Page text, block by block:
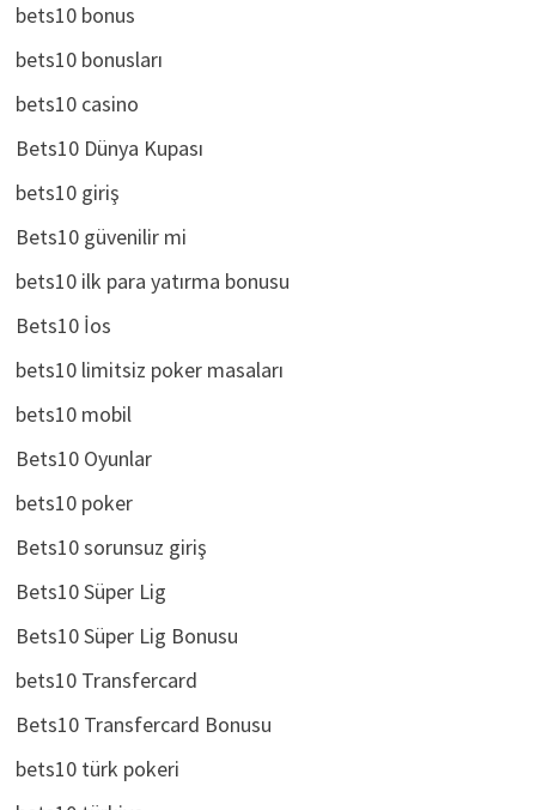
bets10 bonus
bets10 bonusları
bets10 casino
Bets10 Dünya Kupası
bets10 giriş
Bets10 güvenilir mi
bets10 ilk para yatırma bonusu
Bets10 İos
bets10 limitsiz poker masaları
bets10 mobil
Bets10 Oyunlar
bets10 poker
Bets10 sorunsuz giriş
Bets10 Süper Lig
Bets10 Süper Lig Bonusu
bets10 Transfercard
Bets10 Transfercard Bonusu
bets10 türk pokeri